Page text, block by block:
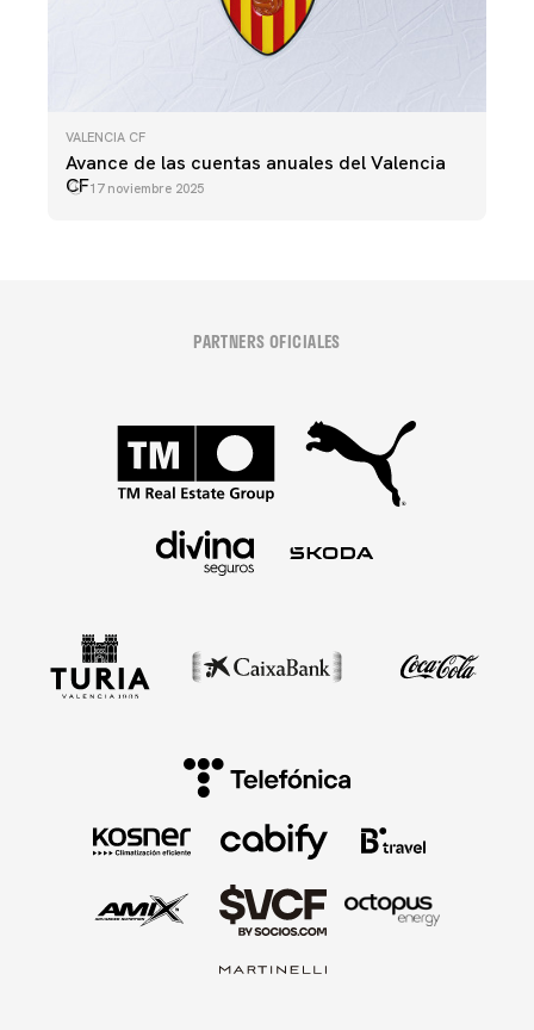
VALENCIA CF
Avance de las cuentas anuales del Valencia
CF17 noviembre 2025
PARTNERS OFICIALES